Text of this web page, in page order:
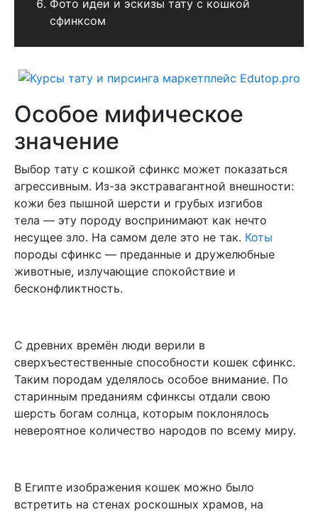
Фото идеи и эскизы тату с кошкой
сфинксом
Особое мифическое
значение
Выбор тату с кошкой сфинкс может показаться
агрессивным. Из-за экстравагантной внешности:
кожи без пышной шерсти и грубых изгибов
тела — эту породу воспринимают как нечто
несущее зло. На самом деле это не так. Коты
породы сфинкс — преданные и дружелюбные
животные, излучающие спокойствие и
бесконфликтность.
С древних времён люди верили в
сверхъестественные способности кошек сфинкс.
Таким породам уделялось особое внимание. По
старинным преданиям сфинксы отдали свою
шерсть богам солнца, которым поклонялось
невероятное количество народов по всему миру.
В Египте изображения кошек можно было
встретить на стенах роскошных храмов, на